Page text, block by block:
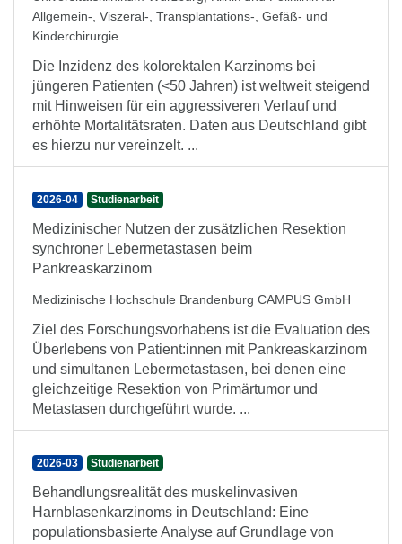
Allgemein-, Viszeral-, Transplantations-, Gefäß- und
Kinderchirurgie
Die Inzidenz des kolorektalen Karzinoms bei
jüngeren Patienten (<50 Jahren) ist weltweit steigend
mit Hinweisen für ein aggressiveren Verlauf und
erhöhte Mortalitätsraten. Daten aus Deutschland gibt
es hierzu nur vereinzelt. ...
2026-04 Studienarbeit
Medizinischer Nutzen der zusätzlichen Resektion
synchroner Lebermetastasen beim
Pankreaskarzinom
Medizinische Hochschule Brandenburg CAMPUS GmbH
Ziel des Forschungsvorhabens ist die Evaluation des
Überlebens von Patient:innen mit Pankreaskarzinom
und simultanen Lebermetastasen, bei denen eine
gleichzeitige Resektion von Primärtumor und
Metastasen durchgeführt wurde. ...
2026-03 Studienarbeit
Behandlungsrealität des muskelinvasiven
Harnblasenkarzinoms in Deutschland: Eine
populationsbasierte Analyse auf Grundlage von